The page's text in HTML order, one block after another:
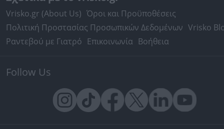
Vrisko.gr (About Us) Όροι και Προϋποθέσεις
Πολιτική Προστασίας Προσωπικών Δεδομένων Vrisko
Ραντεβού με Γιατρό Επικοινωνία Βοήθεια
Follow Us